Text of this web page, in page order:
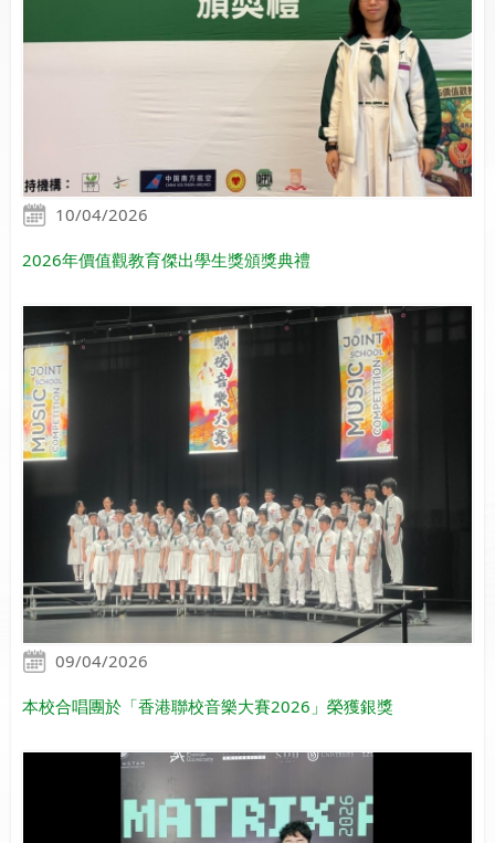
10/04/2026
2026年價值觀教育傑出學生獎頒獎典禮
09/04/2026
本校合唱團於「香港聯校音樂大賽2026」榮獲銀獎